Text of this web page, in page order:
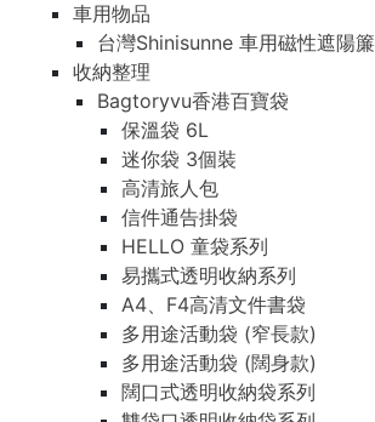
車用物品
台灣Shinisunne 車用磁性遮陽簾
收納整理
Bagtoryvu香港百寶袋
保溫袋 6L
迷你袋 3個裝
高清旅人包
信件通告掛袋
HELLO 童袋系列
易攜式透明收納系列
A4、F4高清文件書袋
多用途活動袋 (窄長款)
多用途活動袋 (闊身款)
闊口式透明收納袋系列